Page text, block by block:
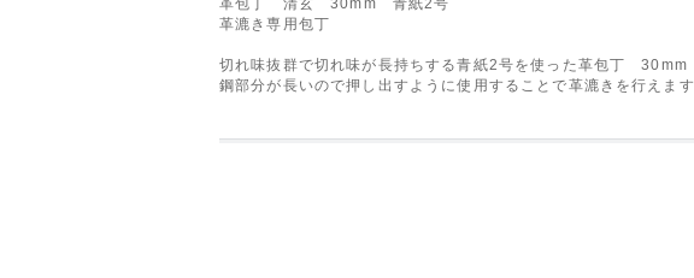
革漉き専用包丁
切れ味抜群で切れ味が長持ちする青紙2号を使った革包丁 30mm
鋼部分が長いので押し出すように使用することで革漉きを行えます